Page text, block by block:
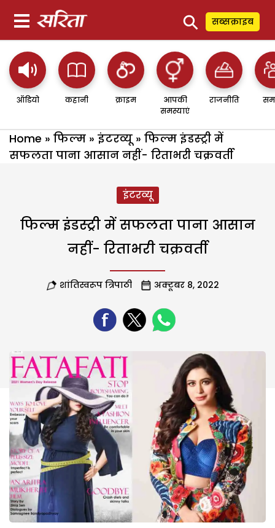
⚲ सब्सक्राइब
ऑडियो कहानी क्राइम
आपकी
समस्याएं
राजनीति
Home » फिल्म » इंटरव्यू» फिल्म इंडस्ट्री में
सफलता पाना आसान नहीं- रिताभरी चक्रवर्ती
इंटरव्यू
फिल्म इंडस्ट्री में सफलता पाना आसान
नहीं- रिताभरी चक्रवर्ती
शांतिस्वरूप त्रिपाठी अक्टूबर 8, 2022